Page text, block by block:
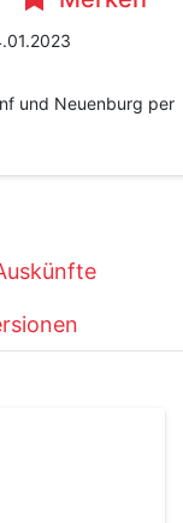
und Neuenburg per